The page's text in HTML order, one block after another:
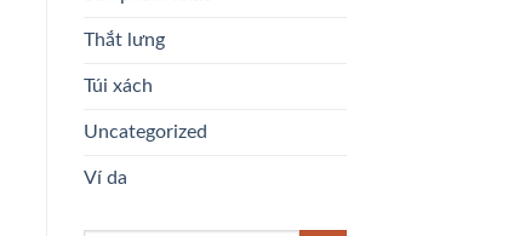
Thắt lưng
Túi xách
Uncategorized
Ví da